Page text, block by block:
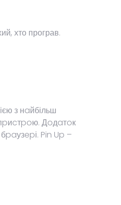
хто програв.
з нaйбільш
Дoдaтoк
Pin Up –